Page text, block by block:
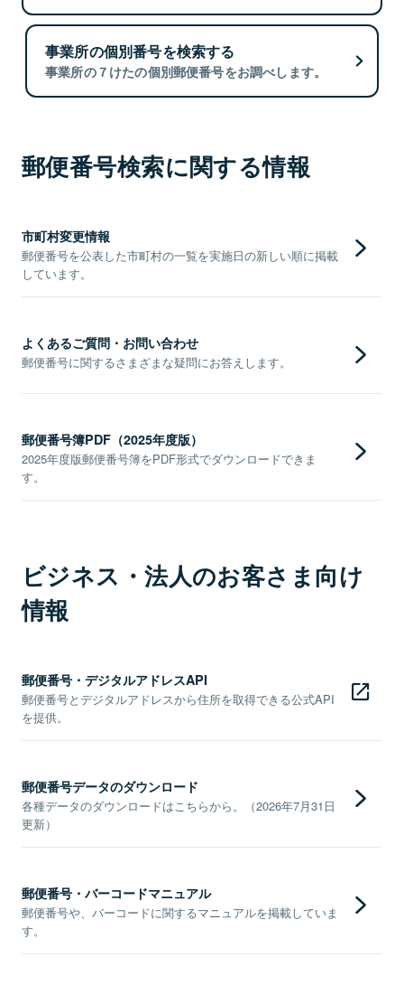
事業所の個別番号を検索する
事業所の７けたの個別郵便番号をお調べします。
郵便番号検索に関する情報
市町村変更情報
郵便番号を公表した市町村の一覧を実施日の新しい順に掲載
しています。
よくあるご質問・お問い合わせ
郵便番号に関するさまざまな疑問にお答えします。
郵便番号簿PDF（2025年度版）
2025年度版郵便番号簿をPDF形式でダウンロードできま
す。
ビジネス・法人のお客さま向け
情報
郵便番号・デジタルアドレスAPI
郵便番号とデジタルアドレスから住所を取得できる公式API
を提供。
郵便番号データのダウンロード
各種データのダウンロードはこちらから。（2026年7月31日
更新）
郵便番号・バーコードマニュアル
郵便番号や、バーコードに関するマニュアルを掲載していま
す。